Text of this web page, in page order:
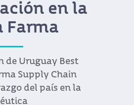
prácticas
del
posicionado como un